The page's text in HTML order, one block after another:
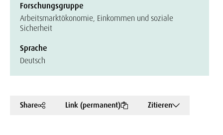
Forschungsgruppe
Arbeitsmarktökonomie, Einkommen und soziale
Sicherheit
Sprache
Deutsch
Share Link (permanent) Zitieren